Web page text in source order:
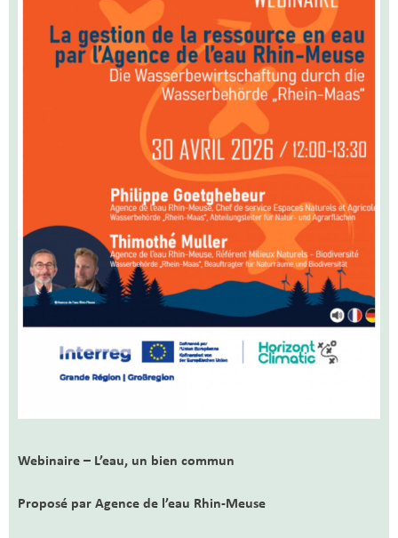
Webinaire – L’eau, un bien commun
Proposé par Agence de l’eau Rhin-Meuse